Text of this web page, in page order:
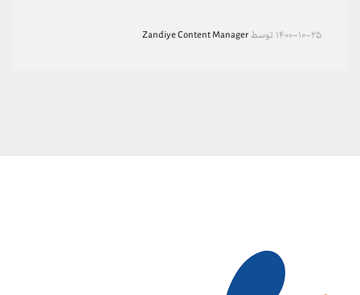
۱۴۰۰-۱۰-۲۵ توسطZandiye Content Manager